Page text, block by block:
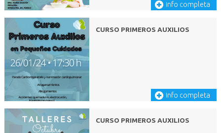
info completa
CURSO PRIMEROS AUXILIOS
info completa
CURSO PRIMEROS AUXILIOS